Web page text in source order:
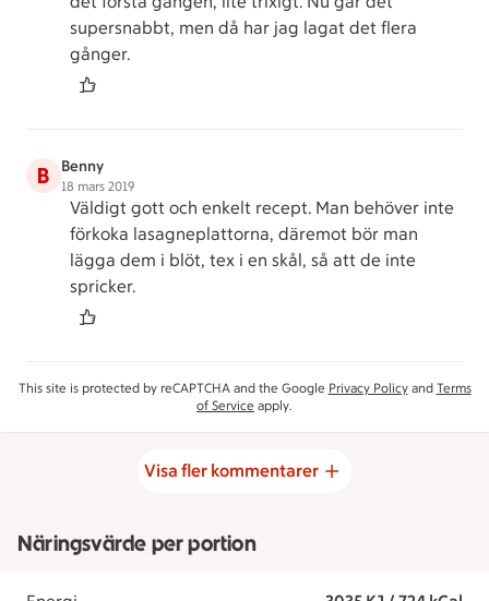
supersnabbt, men då har jag lagat det flera
gånger.
B Benny
18 mars 2019
Väldigt gott och enkelt recept. Man behöver inte
förkoka lasagneplattorna, däremot bör man
lägga dem i blöt, tex i en skål, så att de inte
spricker.
This site is protected by reCAPTCHA and the Google Privacy Policyand Terms
of Service apply.
Visa fler kommentarer
Näringsvärde per portion